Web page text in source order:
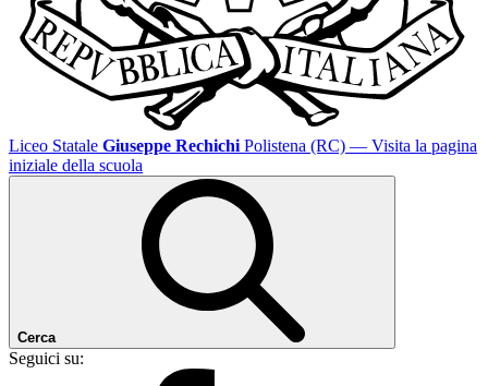
Liceo Statale Giuseppe Rechichi Polistena (RC) — Visita la pagina
iniziale della scuola
Cerca
Seguici su: